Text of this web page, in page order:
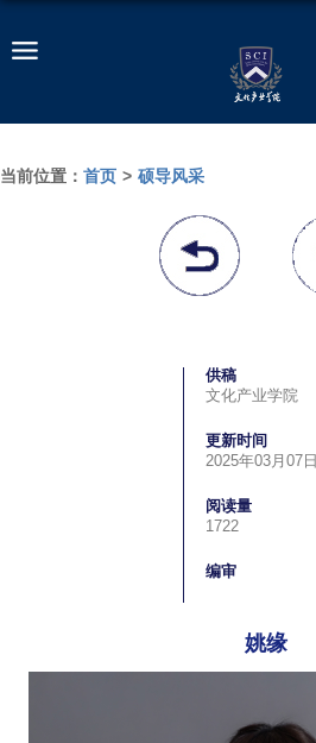
当前位置： 首页 > 硕导风采
供稿
文化产业学院
更新时间
2025年03月07日
阅读量
1722
编审
姚缘